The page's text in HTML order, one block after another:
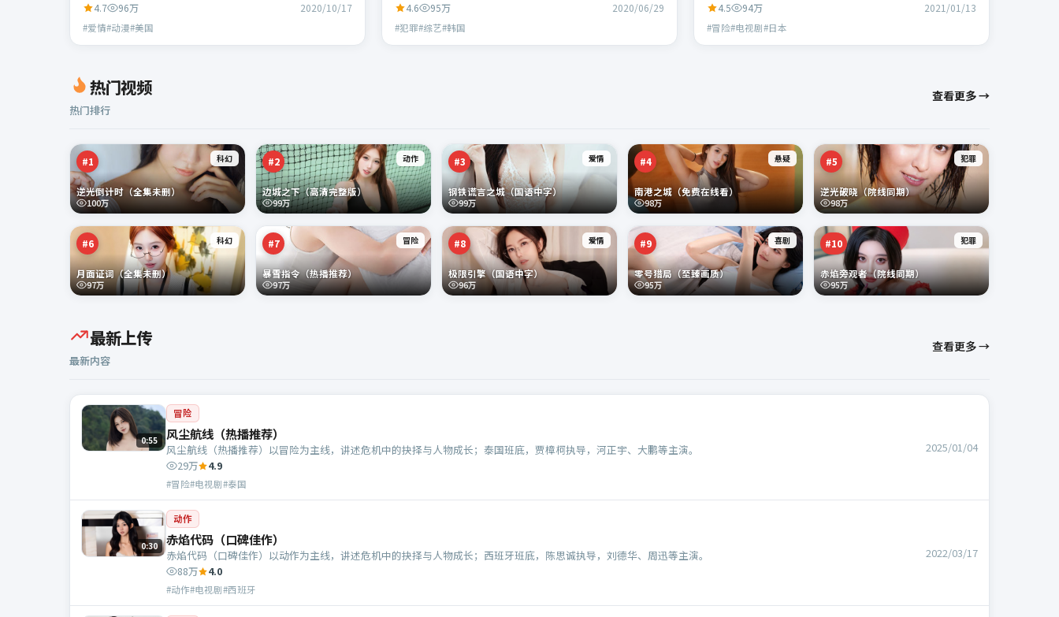
赛杜等主演。
4.7 96万 2020/10/17
#爱情#动漫#美国
演。
4.6 95万 2020/06/29
#犯罪#综艺#韩国
演。
4.5 94万 2021/01/13
#冒险#电视剧#日本
热门视频
热门排行
查看更多 →
#1 科幻
逆光倒计时（全集未删）
100万
#2 动作
边城之下（高清完整版）
99万
#3 爱情
钢铁谎言之城（国语中字）
99万
#4 悬疑
南港之城（免费在线看）
98万
#5 犯罪
逆光破晓（院线同期）
98万
#6 科幻
月面证词（全集未删）
97万
#7 冒险
暴雪指令（热播推荐）
97万
#8 爱情
极限引擎（国语中字）
96万
#9 喜剧
零号猎局（至臻画质）
95万
#10 犯罪
赤焰旁观者（院线同期）
95万
最新上传
最新内容
查看更多 →
0:55
冒险
风尘航线（热播推荐）
风尘航线（热播推荐）以冒险为主线，讲述危机中的抉择与人物成长；泰国班底，贾樟柯执导，河正宇、大鹏等主演。
29万 4.9
#冒险#电视剧#泰国
2025/01/04
0:30
动作
赤焰代码（口碑佳作）
赤焰代码（口碑佳作）以动作为主线，讲述危机中的抉择与人物成长；西班牙班底，陈思诚执导，刘德华、周迅等主演。
88万 4.0
#动作#电视剧#西班牙
2022/03/17